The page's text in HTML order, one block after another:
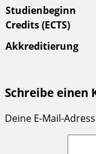
Studienbeginn
Credits (ECTS)
Akkreditierung
Schreibe einen
Deine E-Mail-